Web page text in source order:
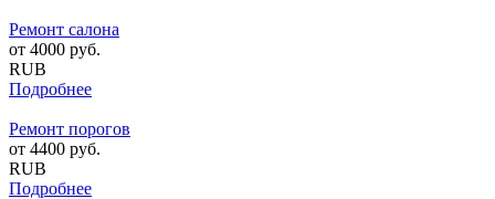
Ремонт салона
от 4000 руб.
RUB
Подробнее
Ремонт порогов
от 4400 руб.
RUB
Подробнее